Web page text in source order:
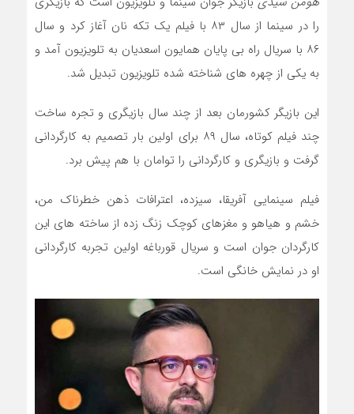
را در سینما از سال ۸۳ با فیلم یک تکه نان آغاز کرد و سال
۸۶ با سریال راه بی پایان همایون اسعدیان به تلویزیون آمد و
به یکی از چهره های شناخته شده تلویزیون تبدیل شد.
این بازیگر کشورمان بعد از چند سال بازیگری و تجره ساخت
چند فیلم کوتاه، سال ۸۹ برای اولین بار تصمیم به کارگردانی
گرفت و بازیگری و کارگردانی را توامان با هم پیش برد.
فیلم سینمایی آفریقا، سیزده، اعترافات ذهن خطرناک من،
خشم و هیاهو و مغزهای کوچک زنگ زده از ساخته های این
کارگردان جوان است و سریال قورباغه اولین تجربه کارگردانی
او در نمایش خانگی است.